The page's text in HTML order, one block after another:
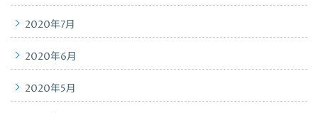
2020年7月
2020年6月
2020年5月